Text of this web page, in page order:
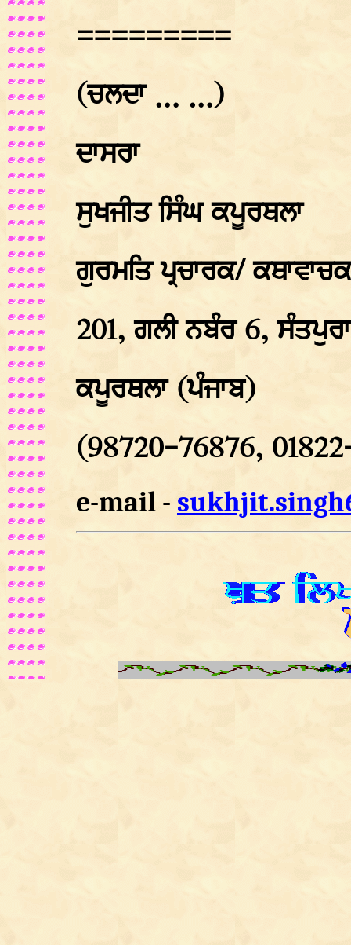
=========
(ਚਲਦਾ … …)
ਦਾਸਰਾ
ਸੁਖਜੀਤ ਸਿੰਘ ਕਪੂਰਥਲਾ
ਗੁਰਮਤਿ ਪ੍ਰਚਾਰਕ/ ਕਥਾਵਾਚਕ
201, ਗਲੀ ਨਬੰਰ 6, ਸੰਤਪੁਰਾ
ਕਪੂਰਥਲਾ (ਪੰਜਾਬ)
(98720-76876,
e-mail -